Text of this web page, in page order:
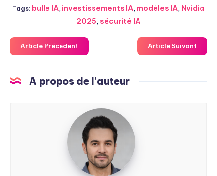
Tags: bulle IA, investissements IA, modèles IA, Nvidia
2025, sécurité IA
Article Précédent Article Suivant
A propos de l'auteur
Steven
Soarez